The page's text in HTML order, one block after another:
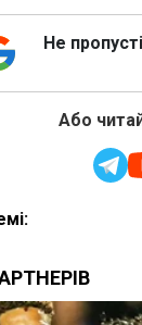
Не
Або